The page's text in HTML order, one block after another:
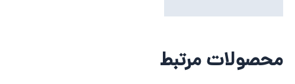
محصولات مرتبط